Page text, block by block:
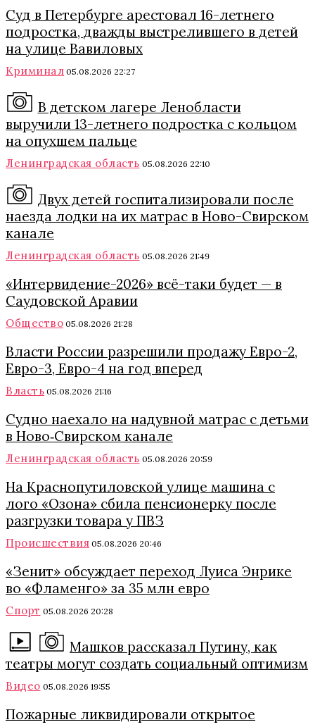
Суд в Петербурге арестовал 16-летнего
подростка, дважды выстрелившего в детей
на улице Вавиловых
Криминал 05.08.2026 22:27
В детском лагере Ленобласти
выручили 13-летнего подростка с кольцом
на опухшем пальце
Ленинградская область 05.08.2026 22:10
Двух детей госпитализировали после
наезда лодки на их матрас в Ново-Свирском
канале
Ленинградская область 05.08.2026 21:49
«Интервидение-2026» всё-таки будет — в
Саудовской Аравии
Общество 05.08.2026 21:28
Власти России разрешили продажу Евро-2,
Евро-3, Евро-4 на год вперед
Власть 05.08.2026 21:16
Судно наехало на надувной матрас с детьми
в Ново‑Свирском канале
Ленинградская область 05.08.2026 20:59
На Краснопутиловской улице машина с
лого «Озона» сбила пенсионерку после
разгрузки товара у ПВЗ
Происшествия 05.08.2026 20:46
«Зенит» обсуждает переход Луиса Энрике
во «Фламенго» за 35 млн евро
Спорт 05.08.2026 20:28
Машков рассказал Путину, как
театры могут создать социальный оптимизм
Видео 05.08.2026 19:55
Пожарные ликвидировали открытое